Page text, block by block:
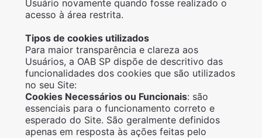
Usuário novamente quando fosse realizado o
acesso à área restrita.
Tipos de cookies utilizados
Para maior transparência e clareza aos
Usuários, a OAB SP dispõe de descritivo das
funcionalidades dos cookies que são utilizados
no seu Site:
Cookies Necessários ou Funcionais: são
essenciais para o funcionamento correto e
esperado do Site. São geralmente definidos
apenas em resposta às ações feitas pelo